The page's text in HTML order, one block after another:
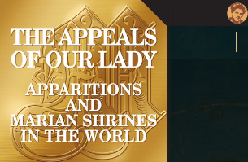
SAN SALVATORE
MONFERRATO
SANT'ANASTASIA
SAVONA
SIRACUSA
TINDARI
TIRANO
TORINO
MONCRIVELLO
VACCIAGO
VALVERDE DI
REZZATO
MONTEFALCO